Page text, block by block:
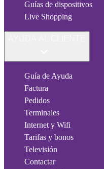
Guías de dispositivos
Live Shopping
Guía de Ayuda
Factura
Pedidos
Terminales
Internet y Wifi
Tarifas y bonos
Televisión
Contactar